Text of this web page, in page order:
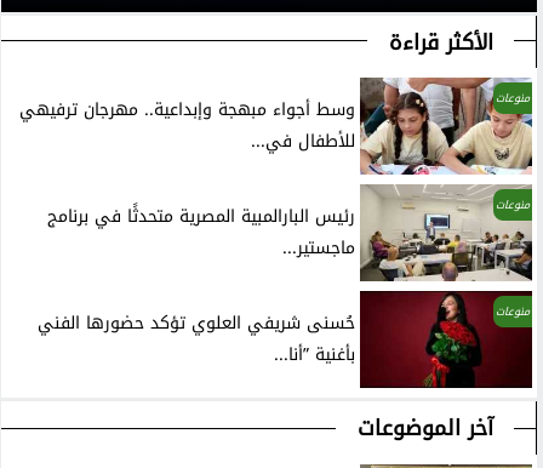
الأكثر قراءة
منوعات
وسط أجواء مبهجة وإبداعية.. مهرجان ترفيهي
للأطفال في...
منوعات
رئيس البارالمبية المصرية متحدثًا في برنامج
ماجستير...
منوعات
حُسنى شريفي العلوي تؤكد حضورها الفني
بأغنية ”أنا...
آخر الموضوعات